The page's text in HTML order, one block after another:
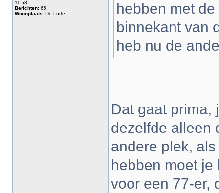
11:58
Berichten: 65
Woonplaats: De Lutte
hebben met
binnekant van
heb nu de
Dat gaat prima,
dezelfde alleen
andere plek,
hebben moet
voor een 77-er,